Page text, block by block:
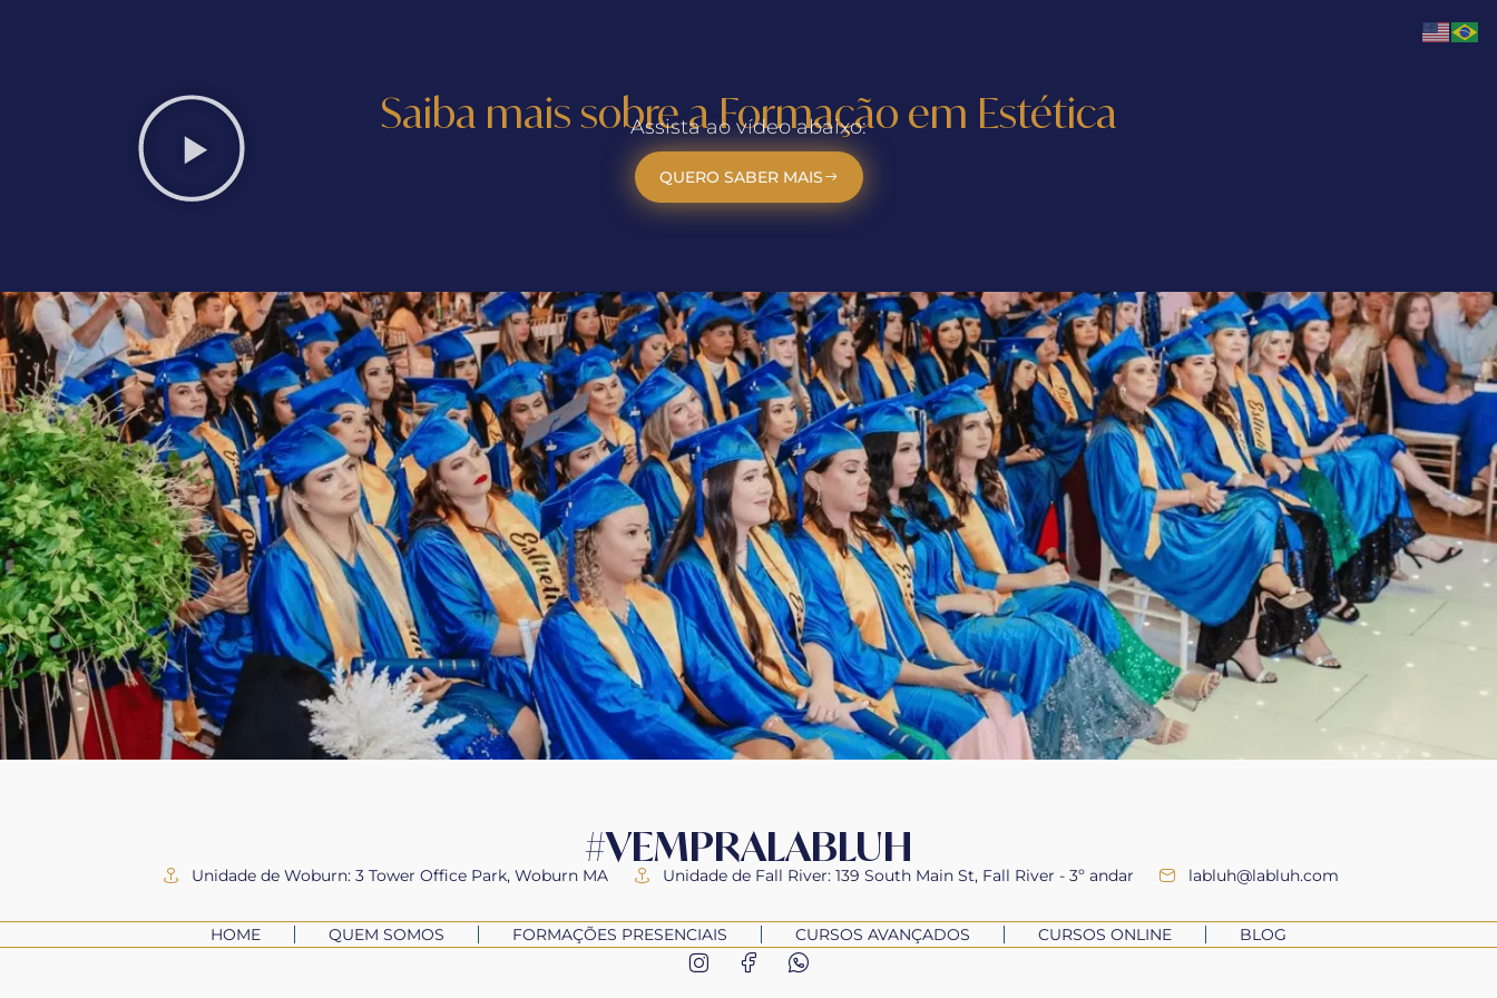
Saiba mais sobre a Formação em Estética
Assista ao vídeo abaixo:
QUERO SABER MAIS
#VEMPRALABLUH
Unidade de Woburn: 3 Tower Office Park, Woburn MA Unidade de Fall River: 139 South Main St, Fall River - 3º andar labluh@labluh.com
HOME QUEM SOMOS FORMAÇÕES PRESENCIAIS CURSOS AVANÇADOS CURSOS ONLINE BLOG